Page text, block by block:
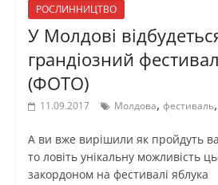
РОСЛИННИЦТВО
У Молдові
грандіозний
(ФОТО)
11.09.2017 Молдова, фестиваль,
А ви вже вирішили як пройдуть
то ловіть унікальну можливість
закордоном на фестивалі яблука